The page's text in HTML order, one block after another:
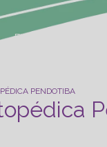
Fisioterapia
PENDOTIBA